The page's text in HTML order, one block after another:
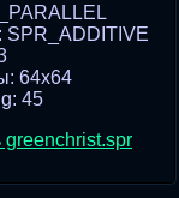
SPR_ADDITIVE
64x64
45
greenchrist.spr